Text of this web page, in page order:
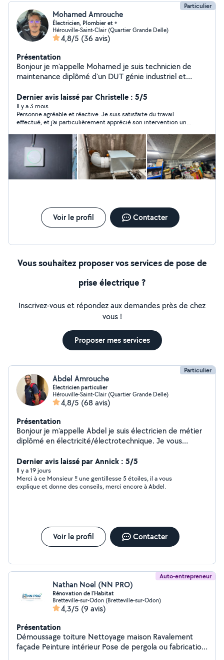
Particulier
Mohamed Amrouche
Électricien, Plombier et +
Hérouville-Saint-Clair (Quartier Grande Delle)
4,8/5 (36 avis)
Présentation
Bonjour je m'appelle Mohamed je suis technicien de
maintenance diplômé d'un DUT génie industriel et
que particulier bricoleur multi-technique spécialisée en
électricité (dépannage, création, rénovation aux normes
en vigueur etc), en passant par la plomberie
(débouchage, pose et dépose WC, remplacement
équipement sanitaire ou robinetterie, joints mastique
sanitaires etc) et enfin jusqu'au montage de meuble,
support TV, petit travaux etc. Je serais vous aidez dans
pas mal de domaine en tant que technicien de
maintenance j'ai une méthode de travail bien à moi.
Dernier avis laissé par Christelle : 5/5
Il y a 3 mois
Personne agréable et réactive. Je suis satisfaite du travail
effectué, et j’ai particulièrement apprécié son intervention un
Voir le profil Contacter
Vous souhaitez proposer vos services de pose de
prise électrique ?
Inscrivez-vous et répondez aux demandes près de chez
vous !
Proposer mes services
Particulier
Abdel Amrouche
Électricien particulier
Hérouville-Saint-Clair (Quartier Grande Delle)
4,8/5 (68 avis)
Présentation
Bonjour je m'appelle Abdel je suis électricien de métier
diplômé en électricité/électrotechnique. Je vous
bricolage et en électricité tout type de travaux,
dépannage et installation rénovation reparation
électroménager,mécanique ,plomberie ,bricolages, ,
Dernier avis laissé par Annick : 5/5
Il y a 19 jours
Merci à ce Monsieur !! une gentillesse 5 étoiles, il a vous
explique et donne des conseils, merci encore à Abdel.
Voir le profil Contacter
Auto-entrepreneur
Nathan Noel (NN PRO)
Rénovation de l'Habitat
Bretteville-sur-Odon (Bretteville-sur-Odon)
4,3/5 (9 avis)
Présentation
Démoussage toiture Nettoyage maison Ravalement
façade Peinture intérieur Pose de pergola ou fabrication